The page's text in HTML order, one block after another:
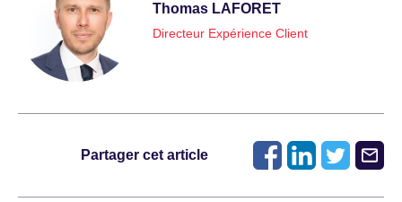
Thomas LAFORET
Directeur Expérience Client
Partager cet article